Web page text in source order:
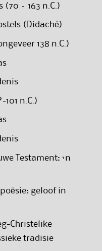
– 163 n.C.)
(Didaché)
138 n.C.)
101 n.C.)
Testament: ‘n
geloof in
Christelike
tradisie